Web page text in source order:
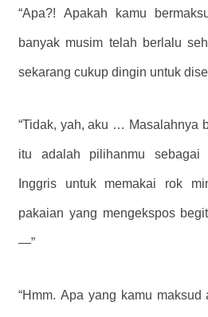
“Apa?! Apakah kamu
banyak musim telah berlalu
sekarang cukup dingin untuk
“Tidak, yah, aku … Masalahnya
itu adalah pilihanmu sebagai
Inggris untuk memakai rok
pakaian yang mengekspos
—”
“Hmm. Apa yang kamu